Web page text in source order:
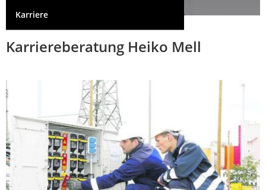
Karriere
Karriereberatung Heiko Mell